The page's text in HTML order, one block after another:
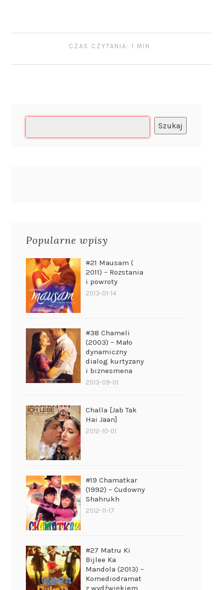
CZAS CZYTANIA: 1 MIN
Szukaj
Popularne wpisy
#21 Mausam (
2011) – Rozstania
i powroty
2013-01-14
#38 Chameli
(2003) – Mało
dynamiczny
dialog kurtyzany
i biznesmena
2013-09-01
Challa [Jab Tak
Hai Jaan]
2012-10-01
#19 Chamatkar
(1992) – Cudowny
Shahrukh
2012-11-17
#27 Matru Ki
Bijlee Ka
Mandola (2013) –
Komediodramat
z wydźwiękiem